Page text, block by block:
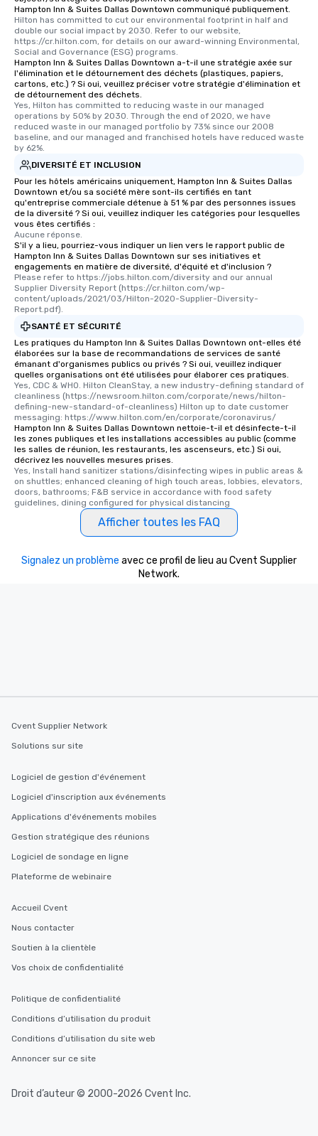
Hampton Inn & Suites Dallas Downtown communiqué publiquement.
Hilton has committed to cut our environmental footprint in half and
double our social impact by 2030. Refer to our website,
https://cr.hilton.com, for details on our award-winning Environmental,
Social and Governance (ESG) programs.
Hampton Inn & Suites Dallas Downtown a-t-il une stratégie axée sur
l'élimination et le détournement des déchets (plastiques, papiers,
cartons, etc.) ? Si oui, veuillez préciser votre stratégie d'élimination et
de détournement des déchets.
Yes, Hilton has committed to reducing waste in our managed
operations by 50% by 2030. Through the end of 2020, we have
reduced waste in our managed portfolio by 73% since our 2008
baseline, and our managed and franchised hotels have reduced waste
by 62%.
DIVERSITÉ ET INCLUSION
Pour les hôtels américains uniquement, Hampton Inn & Suites Dallas
Downtown et/ou sa société mère sont-ils certifiés en tant
qu'entreprise commerciale détenue à 51 % par des personnes issues
de la diversité ? Si oui, veuillez indiquer les catégories pour lesquelles
vous êtes certifiés :
Aucune réponse.
S'il y a lieu, pourriez-vous indiquer un lien vers le rapport public de
Hampton Inn & Suites Dallas Downtown sur ses initiatives et
engagements en matière de diversité, d'équité et d'inclusion ?
Please refer to https://jobs.hilton.com/diversity and our annual
Supplier Diversity Report (https://cr.hilton.com/wp-
content/uploads/2021/03/Hilton-2020-Supplier-Diversity-
Report.pdf).
SANTÉ ET SÉCURITÉ
Les pratiques du Hampton Inn & Suites Dallas Downtown ont-elles été
élaborées sur la base de recommandations de services de santé
émanant d'organismes publics ou privés ? Si oui, veuillez indiquer
quelles organisations ont été utilisées pour élaborer ces pratiques.
Yes, CDC & WHO. Hilton CleanStay, a new industry-defining standard of
cleanliness (https://newsroom.hilton.com/corporate/news/hilton-
defining-new-standard-of-cleanliness) Hilton up to date customer
messaging: https://www.hilton.com/en/corporate/coronavirus/
Hampton Inn & Suites Dallas Downtown nettoie-t-il et désinfecte-t-il
les zones publiques et les installations accessibles au public (comme
les salles de réunion, les restaurants, les ascenseurs, etc.) Si oui,
décrivez les nouvelles mesures prises.
Yes, Install hand sanitizer stations/disinfecting wipes in public areas &
on shuttles; enhanced cleaning of high touch areas, lobbies, elevators,
doors, bathrooms; F&B service in accordance with food safety
guidelines, dining configured for physical distancing
Afficher toutes les FAQ
Signalez un problème avec ce profil de lieu au Cvent Supplier
Network.
Cvent Supplier Network
Solutions sur site
Logiciel de gestion d'événement
Logiciel d'inscription aux événements
Applications d'événements mobiles
Gestion stratégique des réunions
Logiciel de sondage en ligne
Plateforme de webinaire
Accueil Cvent
Nous contacter
Soutien à la clientèle
Vos choix de confidentialité
Politique de confidentialité
Conditions d’utilisation du produit
Conditions d’utilisation du site web
Annoncer sur ce site
Droit d’auteur © 2000-2026 Cvent Inc.